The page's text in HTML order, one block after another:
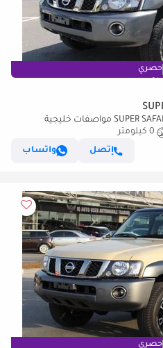
حصري
0 كيلومتر
إتصل
واتساب
حصري